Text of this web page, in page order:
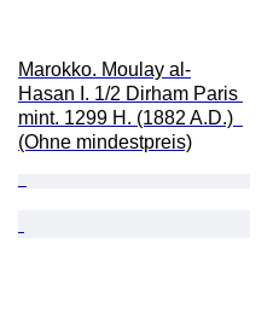
Marokko. Moulay al-
Hasan I. 1/2 Dirham Paris
mint. 1299 H. (1882 A.D.)
(Ohne mindestpreis)